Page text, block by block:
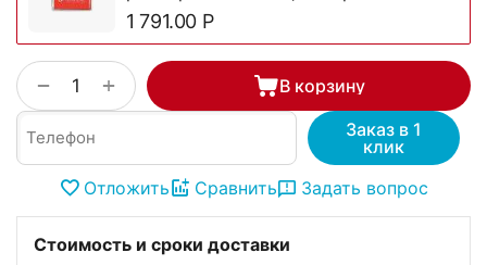
микрофибра, 0000149, Spiegelau
1 791.00 Р
+
−
В корзину
Заказ в 1
клик
Отложить
Сравнить Задать вопрос
Стоимость и сроки доставки